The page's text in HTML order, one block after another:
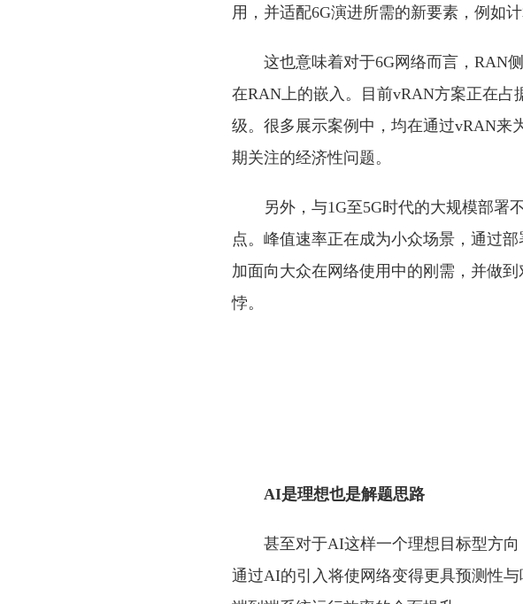
⽤，并适配6G演进所需的新要素，例如
这也意味着对于6G网络而言，RAN
在RAN上的嵌入。目前vRAN方案正在
级。很多展示案例中，均在通过vRAN来
期关注的经济性问题。
另外，与1G至5G时代的大规模部署
点。峰值速率正在成为小众场景，通过
加面向大众在网络使用中的刚需，并做
悖。
AI是理想也是解题思路
甚至对于AI这样一个理想目标型方
通过AI的引入将使网络变得更具预测性